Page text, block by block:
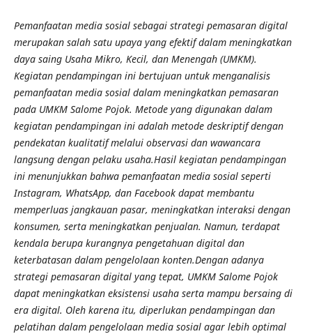
Pemanfaatan media sosial sebagai strategi pemasaran digital
merupakan salah satu upaya yang efektif dalam meningkatkan
daya saing Usaha Mikro, Kecil, dan Menengah (UMKM).
Kegiatan pendampingan ini bertujuan untuk menganalisis
pemanfaatan media sosial dalam meningkatkan pemasaran
pada UMKM Salome Pojok. Metode yang digunakan dalam
kegiatan pendampingan ini adalah metode deskriptif dengan
pendekatan kualitatif melalui observasi dan wawancara
langsung dengan pelaku usaha.Hasil kegiatan pendampingan
ini menunjukkan bahwa pemanfaatan media sosial seperti
Instagram, WhatsApp, dan Facebook dapat membantu
memperluas jangkauan pasar, meningkatkan interaksi dengan
konsumen, serta meningkatkan penjualan. Namun, terdapat
kendala berupa kurangnya pengetahuan digital dan
keterbatasan dalam pengelolaan konten.Dengan adanya
strategi pemasaran digital yang tepat, UMKM Salome Pojok
dapat meningkatkan eksistensi usaha serta mampu bersaing di
era digital. Oleh karena itu, diperlukan pendampingan dan
pelatihan dalam pengelolaan media sosial agar lebih optimal